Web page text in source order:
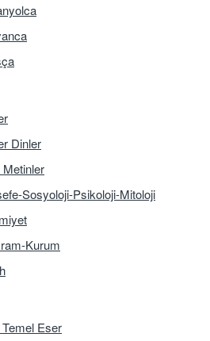
Dinler
Metinler
Sosyoloji-Psikoloji-Mitoloji
Kurum
Temel Eser